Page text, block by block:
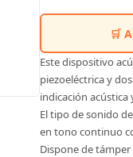
🛒
Este dispositivo
piezoeléctrica y
indicación acústica
El tipo de sonido
en tono continuo
Dispone de